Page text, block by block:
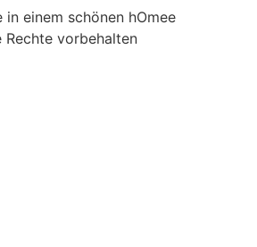
in einem schönen hOmee
Rechte vorbehalten